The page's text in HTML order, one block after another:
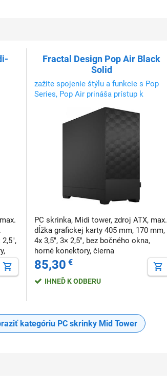
Fractal Design Pop Air Black
Solid
zažite spojenie štýlu a funkcie s Pop
Series, Pop Air prináša prístup k
konštrukciu s dynamickým dizajnom
PC skrinka, Midi tower, zdroj ATX, max.
dĺžka grafickej karty 405 mm, 170 mm,
4x 3,5", 3× 2,5", bez bočného okna,
horné konektory, čierna
85,30 €
IHNEĎ K ODBERU
kategóriu PC skrinky Mid Tower